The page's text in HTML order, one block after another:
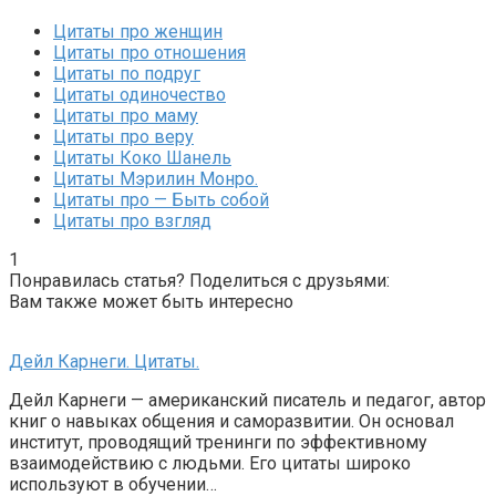
Цитаты про женщин
Цитаты про отношения
Цитаты по подруг
Цитаты одиночество
Цитаты про маму
Цитаты про веру
Цитаты Коко Шанель
Цитаты Мэрилин Монро.
Цитаты про — Быть собой
Цитаты про взгляд
1
Понравилась статья? Поделиться с друзьями:
Вам также может быть интересно
Дейл Карнеги. Цитаты.
Дейл Карнеги — американский писатель и педагог, автор
книг о навыках общения и саморазвитии. Он основал
институт, проводящий тренинги по эффективному
взаимодействию с людьми. Его цитаты широко
используют в обучении…